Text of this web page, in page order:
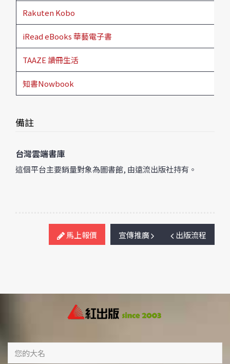
Rakuten Kobo
iRead eBooks 華藝電子書
TAAZE 讀冊生活
知書Nowbook
備註
台灣雲端書庫
這個平台主要銷量對象為圖書館, 由遠流出版社持有。
出版流程
宣傳推廣
馬上報價